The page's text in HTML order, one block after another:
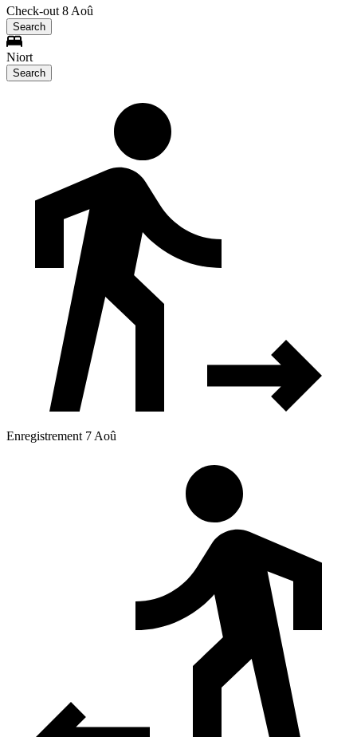
Check-out 8 Aoû
Search
Niort
Search
Enregistrement 7 Aoû